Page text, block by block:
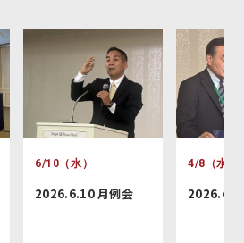
6/10（水）
2026.6.10 月例会
4/8（水）
2026.4.8